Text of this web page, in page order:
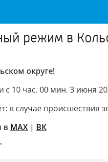
режим в
округе!
с 10 час. 00 мин. 3
случае происшествия
в MAX | ВК